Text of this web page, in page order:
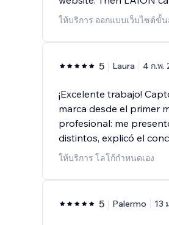
ให้บริการ ออกแบบเว็บไซต์ขั้น
5 Laura 4 ก.พ.
¡Excelente trabajo!
marca desde el primer
profesional: me
distintos, explicó el
ให้บริการ โลโก้กำหนดเอง
5 Palermo 13